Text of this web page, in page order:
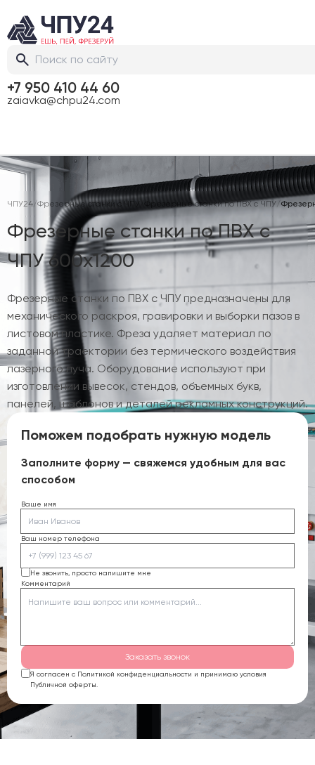
+7 950 410 44 60
zaiavka@chpu24.com
ЧПУ24/Фрезерные станки с ЧПУ Фрезерные станки по ПВХ с ЧПУ/
Фрезерные станки по ПВХ с
ЧПУ 600х1200
Фрезерные станки по ПВХ с ЧПУ предназначены для
механического раскроя, гравировки и выборки пазов в
листовом пластике. Фреза удаляет материал по
заданной траектории без термического воздействия
лазерного луча. Оборудование используют при
изготовлении вывесок, стендов, объемных букв,
панелей, шаблонов и деталей рекламных конструкций.
Поможем подобрать нужную модель
Заполните форму — свяжемся удобным для вас
способом
Ваше имя
Ваш номер телефона
Не звонить, просто напишите мне
Комментарий
Заказать звонок
Я согласен с Политикой конфиденциальности и принимаю условия
Публичной оферты.